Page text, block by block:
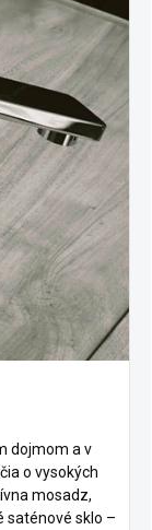
dojmom a v
o vysokých
mosadz,
saténové sklo –